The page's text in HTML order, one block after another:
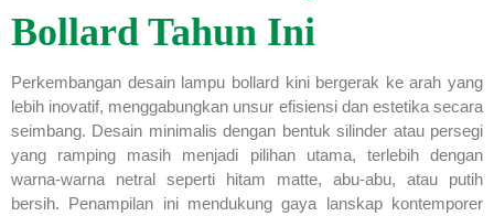
Bollard Tahun Ini
Perkembangan desain lampu bollard kini bergerak ke arah yang
lebih inovatif, menggabungkan unsur efisiensi dan estetika secara
seimbang. Desain minimalis dengan bentuk silinder atau persegi
yang ramping masih menjadi pilihan utama, terlebih dengan
warna-warna netral seperti hitam matte, abu-abu, atau putih
bersih. Penampilan ini mendukung gaya lanskap kontemporer